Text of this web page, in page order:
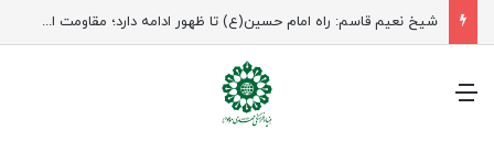
منو